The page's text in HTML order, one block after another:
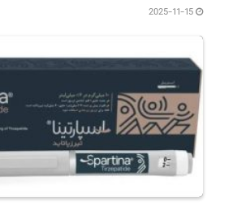
2025-11-15